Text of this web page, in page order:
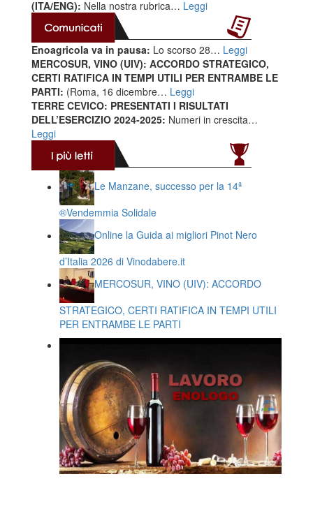
(ITA/ENG): Nella nostra rubrica… Leggi
Enoagricola va in pausa: Lo scorso 28… Leggi
MERCOSUR, VINO (UIV): ACCORDO STRATEGICO,
CERTI RATIFICA IN TEMPI UTILI PER ENTRAMBE LE
PARTI: (Roma, 16 dicembre… Leggi
TERRE CEVICO: PRESENTATI I RISULTATI
DELL’ESERCIZIO 2024-2025: Numeri in crescita…
Leggi
Le Manzane, successo per la 14ª
®️Vendemmia Solidale
Online la Guida ai migliori Pinot Nero
d’Italia 2026 di Vinodabere.it
MERCOSUR, VINO (UIV): ACCORDO
STRATEGICO, CERTI RATIFICA IN TEMPI UTILI
PER ENTRAMBE LE PARTI